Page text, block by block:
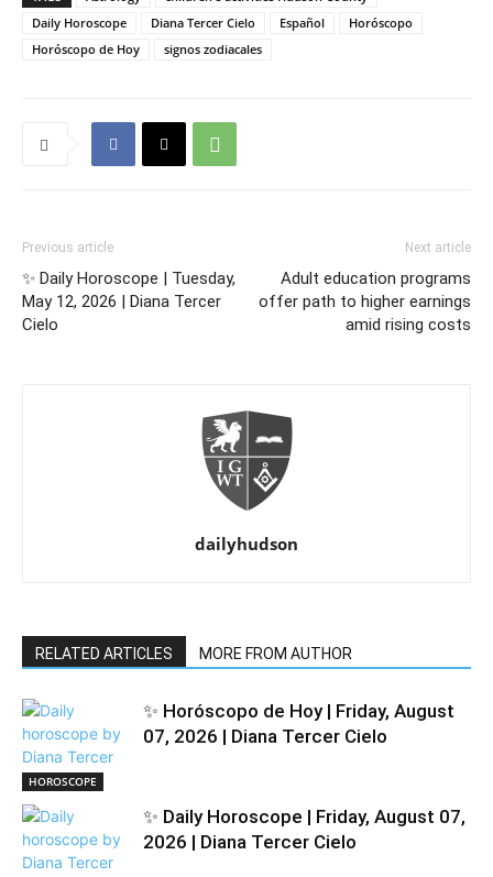
Daily Horoscope
Diana Tercer Cielo Español
Horóscopo
Horóscopo de Hoy
signos zodiacales
Previous article
✨ Daily Horoscope | Tuesday,
May 12, 2026 | Diana Tercer
Cielo
Next article
Adult education programs
offer path to higher earnings
amid rising costs
dailyhudson
RELATED ARTICLES MORE FROM AUTHOR
HOROSCOPE
✨ Horóscopo de Hoy | Friday, August
07, 2026 | Diana Tercer Cielo
✨ Daily Horoscope | Friday, August 07,
2026 | Diana Tercer Cielo